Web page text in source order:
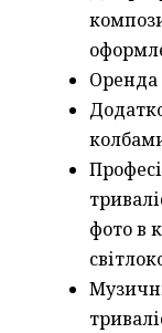
Оренда
фото в